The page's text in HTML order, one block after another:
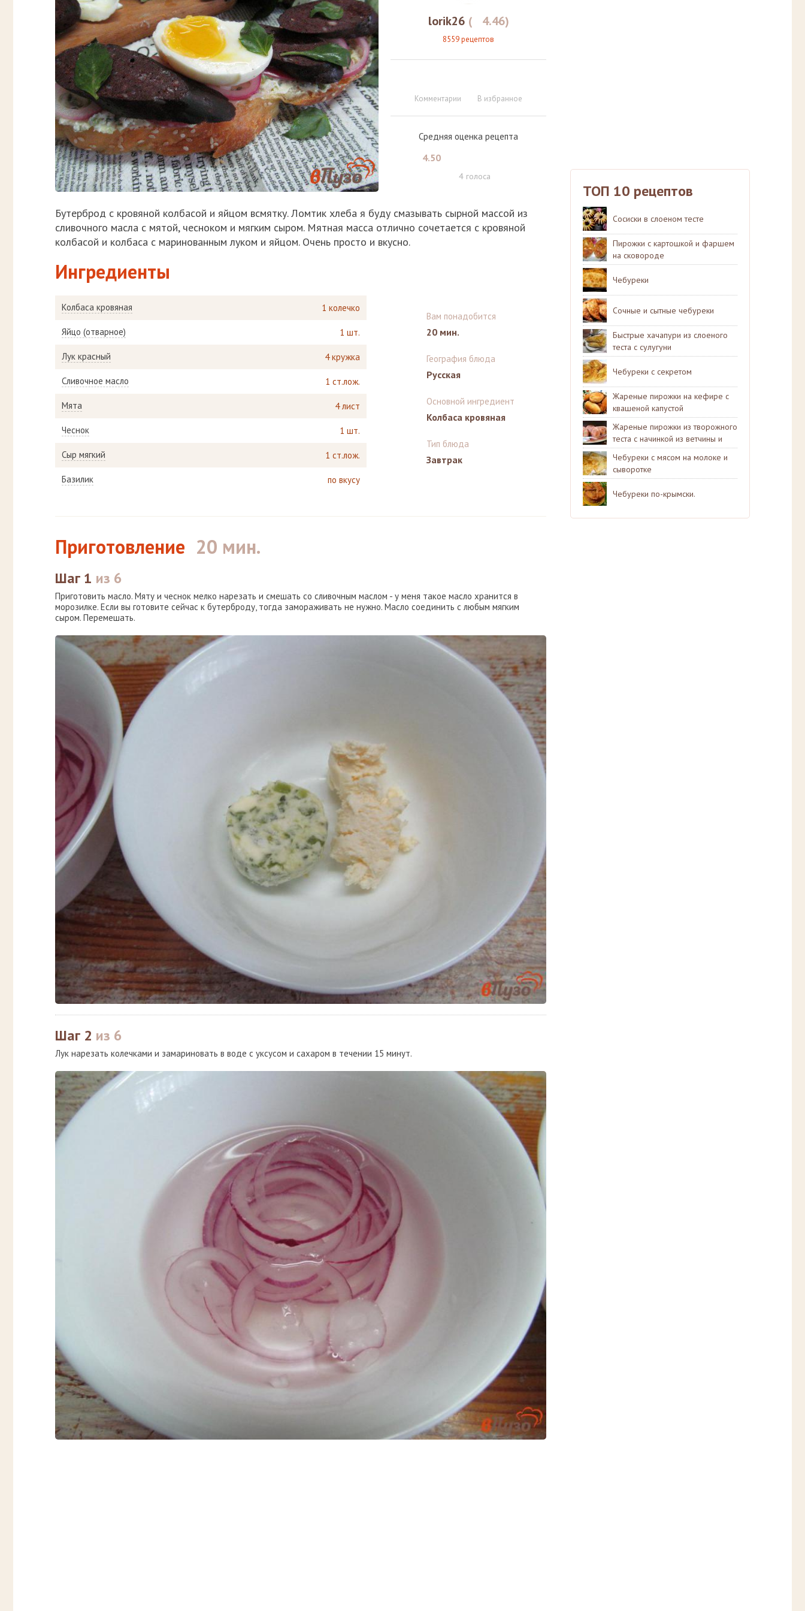
lorik26 ( 4.46)
8559 рецептов
Комментарии В избранное
Средняя оценка рецепта
4.50
4голоса
Бутерброд с кровяной колбасой и яйцом всмятку. Ломтик хлеба я буду смазывать сырной массой из
сливочного масла с мятой, чесноком и мягким сыром. Мятная масса отлично сочетается с кровяной
колбасой и колбаса с маринованным луком и яйцом. Очень просто и вкусно.
Ингредиенты
Колбаса кровяная 1 колечко
Яйцо (отварное) 1 шт.
Лук красный 4 кружка
Сливочное масло 1 ст.лож.
Мята 4 лист
Чеснок 1 шт.
Сыр мягкий 1 ст.лож.
Базилик по вкусу
Вам понадобится
20 мин.
География блюда
Русская
Основной ингредиент
Колбаса кровяная
Тип блюда
Завтрак
Приготовление 20 мин.
Шаг 1 из 6
Приготовить масло. Мяту и чеснок мелко нарезать и смешать со сливочным маслом - у меня такое масло хранится в
морозилке. Если вы готовите сейчас к бутерброду, тогда замораживать не нужно. Масло соединить с любым мягким
сыром. Перемешать.
Шаг 2 из 6
Лук нарезать колечками и замариновать в воде с уксусом и сахаром в течении 15 минут.
ТОП 10 рецептов
Сосиски в слоеном тесте
Пирожки с картошкой и фаршем
на сковороде
Чебуреки
Сочные и сытные чебуреки
Быстрые хачапури из слоеного
теста с сулугуни
Чебуреки с секретом
Жареные пирожки на кефире с
квашеной капустой
Жареные пирожки из творожного
теста с начинкой из ветчины и
сыра.
Чебуреки с мясом на молоке и
сыворотке
Чебуреки по-крымски.